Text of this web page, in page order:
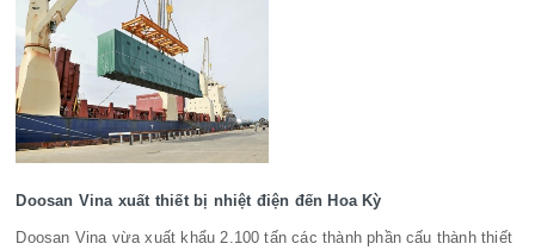
Doosan Vina xuất thiết bị nhiệt điện đến Hoa Kỳ
Doosan Vina vừa xuất khẩu 2.100 tấn các thành phần cấu thành thiết